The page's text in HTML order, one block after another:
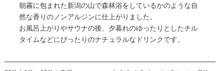
朝霧に包まれた新潟の山で森林浴をしているかのような自
然な香りのノンアルジンに仕上がりました。
お風呂上がりやサウナの後、夕暮れのゆったりとしたチル
タイムなどにぴったりのナチュラルなドリンクです。